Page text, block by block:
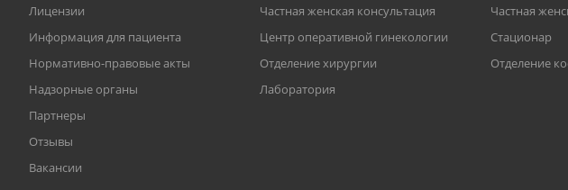
Лицензии
Информация для пациента
Нормативно-правовые акты
Надзорные органы
Партнеры
Отзывы
Вакансии
Частная женская консультация
Центр оперативной гинекологии
Отделение хирургии
Лаборатория
Частная
Стационар
Отделение